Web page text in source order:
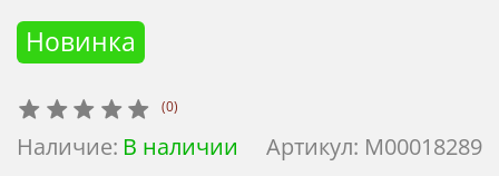
(0)
Артикул: М00018289
Наличие: В наличии
Новинка